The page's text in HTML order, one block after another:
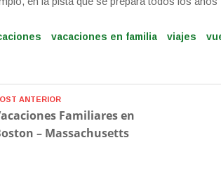
vacaciones en familia viajes
ANTERIOR
Familiares en
– Massachusetts